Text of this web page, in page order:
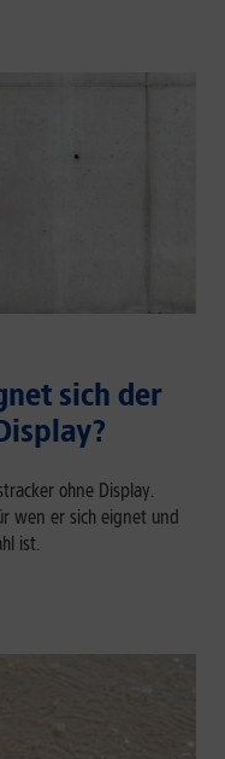
sich der
ohne Display.
wen er sich eignet und
ist.